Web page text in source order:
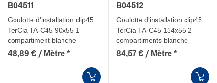
B04511
Goulotte d'installation clip45
TerCia TA-C45 90x55 1
compartiment blanche
48,89 € / Mètre *
B04512
Goulotte d'installation clip45
TerCia TA-C45 134x55 2
compartiments blanche
84,57 € / Mètre *